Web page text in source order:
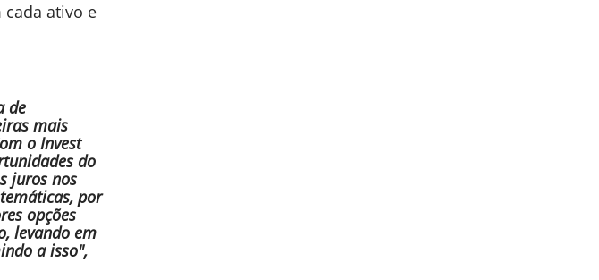
ativo e
de
mais
o Invest
do
juros nos
por
opções
levando em
a isso",